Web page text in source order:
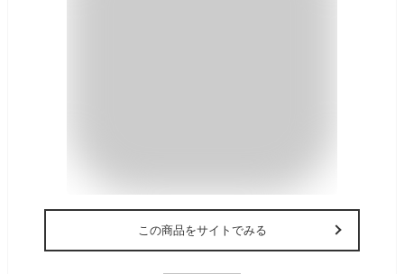
この商品をサイトでみる